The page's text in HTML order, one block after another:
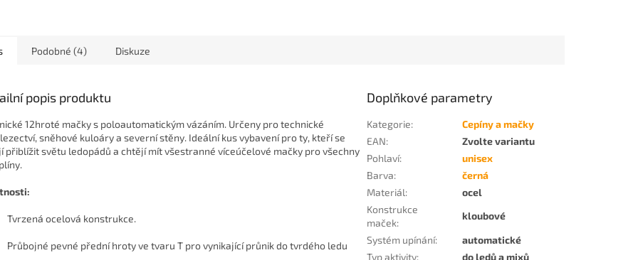
Podobné (4) Diskuze
popis produktu
12hroté mačky s poloautomatickým vázáním. Určeny pro technické
sněhové kuloáry a severní stěny. Ideální kus vybavení pro ty, kteří se
přiblížit světu ledopádů a chtějí mít všestranné víceúčelové mačky pro všechny
Tvrzená ocelová konstrukce.
Průbojné pevné přední hroty ve tvaru T pro vynikající průnik do tvrdého ledu
Doplňkové parametry
Kategorie:
Cepíny a mačky
EAN:
Zvolte variantu
Pohlaví:
unisex
Barva:
černá
Materiál:
ocel
Konstrukce
maček:
kloubové
Systém upínání:
automatické
Typ aktivity:
do ledů a mixů